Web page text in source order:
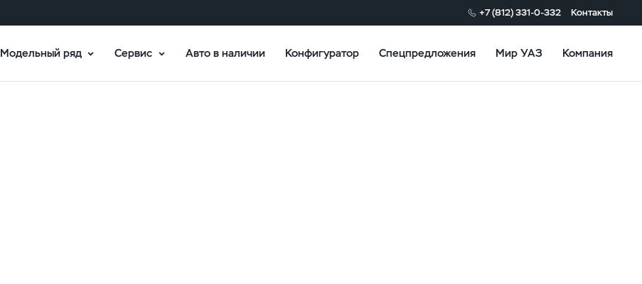
+7 (812) 331-0-332 Контакты
Модельный ряд Сервис Авто в наличии Конфигуратор Спецпредложения Мир УАЗ Компания